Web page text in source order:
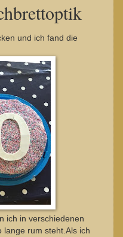
und ich fand die
ich in verschiedenen
lange rum steht.Als ich